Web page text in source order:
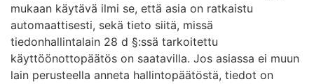
mukaan käytävä ilmi se, että asia on ratkaistu
automaattisesti, sekä tieto siitä, missä
tiedonhallintalain 28 d §:ssä tarkoitettu
käyttöönottopäätös on saatavilla. Jos asiassa ei muun
lain perusteella anneta hallintopäätöstä, tiedot on